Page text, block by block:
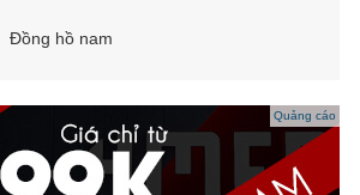
Đồng hồ nam
Quảng cáo